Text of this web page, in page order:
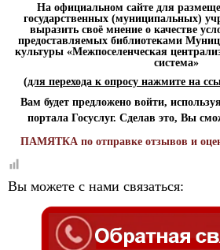
На официальном сайте для
государственных (муниципальных)
выразить своё мнение о качестве
предоставляемых библиотеками
культуры «Межпоселенческая
система»
(для перехода к опросу нажмите на
Вам будет предложено войти,
портала Госуслуг. Сделав это, Вы
ПАМЯТКА по отправке отзывов и
Вы можете с нами связаться: